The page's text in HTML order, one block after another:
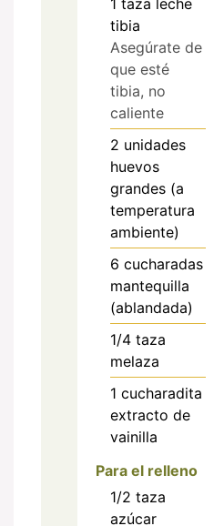
1 taza leche
tibia
Asegúrate de
que esté
tibia, no
caliente
2 unidades
huevos
grandes (a
temperatura
ambiente)
6 cucharadas
mantequilla
(ablandada)
1/4 taza
melaza
1 cucharadita
extracto de
vainilla
Para el relleno
1/2 taza
azúcar